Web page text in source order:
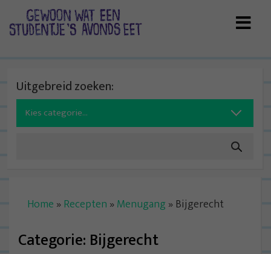
Uitgebreid zoeken:
Search
for:
Home » Recepten » Menugang» Bijgerecht
Categorie: Bijgerecht